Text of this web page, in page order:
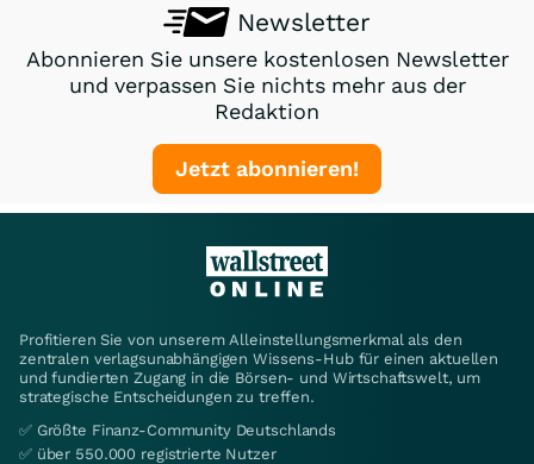
Newsletter
Abonnieren Sie unsere kostenlosen Newsletter
und verpassen Sie nichts mehr aus der
Redaktion
Jetzt abonnieren!
Profitieren Sie von unserem Alleinstellungsmerkmal als den
zentralen verlagsunabhängigen Wissens-Hub für einen aktuellen
und fundierten Zugang in die Börsen- und Wirtschaftswelt, um
strategische Entscheidungen zu treffen.
✅ Größte Finanz-Community Deutschlands
✅ über 550.000 registrierte Nutzer